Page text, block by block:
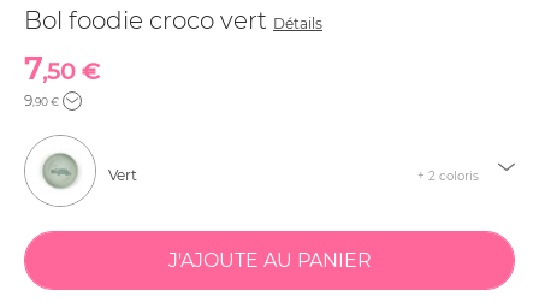
Bol foodie croco vert Détails
7,50 €
9,90 €
Vert + 2 coloris